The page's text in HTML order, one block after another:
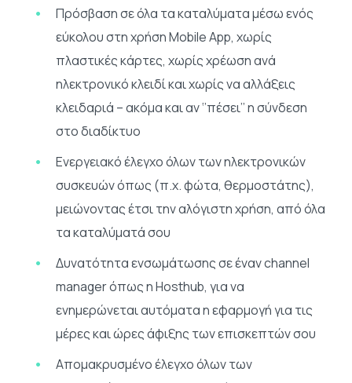
Πρόσβαση σε όλα τα καταλύματα μέσω ενός
εύκολου στη χρήση Mobile App, χωρίς
πλαστικές κάρτες, χωρίς χρέωση ανά
ηλεκτρονικό κλειδί και χωρίς να αλλάξεις
κλειδαριά – ακόμα και αν ‘’πέσει’’ η σύνδεση
στο διαδίκτυο
Ενεργειακό έλεγχο όλων των ηλεκτρονικών
συσκευών όπως (π.χ. φώτα, θερμοστάτης),
μειώνοντας έτσι την αλόγιστη χρήση, από όλα
τα καταλύματά σου
Δυνατότητα ενσωμάτωσης σε έναν channel
manager όπως η Hosthub, για να
ενημερώνεται αυτόματα η εφαρμογή για τις
μέρες και ώρες άφιξης των επισκεπτών σου
Απομακρυσμένο έλεγχο όλων των